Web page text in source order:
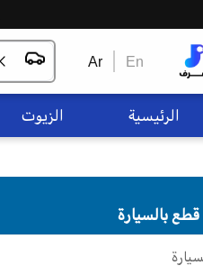
En
Ar
الرئيسية الزيوت
بالسيارة